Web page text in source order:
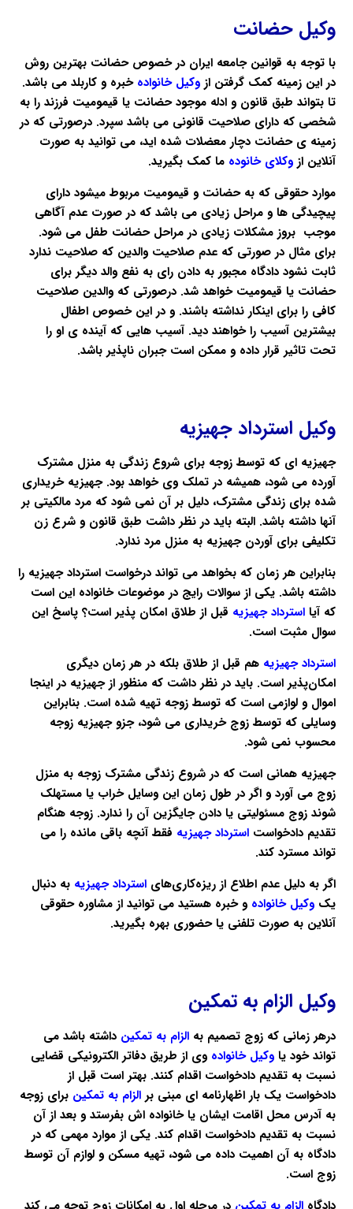
وکیل حضانت
با توجه به قوانین جامعه ایران در خصوصحضانتبهترین روش
در این زمینه کمک گرفتن ازوکیل خانواده خبره و کاربلد می باشد.
تا بتواند طبق قانون و ادله موجود حضانت یا قیمومیت فرزند را به
شخصی که دارای صلاحیت قانونی می باشد سپرد. درصورتی که در
زمینه ی حضانت دچار معضلات شده اید، می توانید به صورت
آنلاین ازوکلای خانوده ما کمک بگیرید.
مواردحقوقی که بهحضانت و قیمومیت مربوط میشود دارای
پیچیدگی ها و مراحل زیادی می باشد که در صورت عدم آگاهی
موجب بروز مشکلات زیادی در مراحلحضانت طفل می شود.
برای مثال در صورتی که عدم صلاحیت والدین که صلاحیت ندارد
ثابت نشود دادگاه مجبور به دادن رای به نفع والد دیگر برای
حضانت یا قیمومیت خواهد شد. درصورتی که والدین صلاحیت
کافی را برای اینکار نداشته باشند. و در این خصوص اطفال
بیشترین آسیب را خواهند دید. آسیب هایی که آینده ی او را
تحت تاثیر قرار داده و ممکن است جبران ناپذیر باشد.
وکیل استرداد جهیزیه
جهیزیه ای که توسط زوجه برای شروع زندگی به منزل مشترک
آورده می شود، همیشه در تملک وی خواهد بود.جهیزیه خریداری
شده برای زندگی مشترک، دلیل بر آن نمی شود که مرد مالکیتی بر
آنها داشته باشد. البته باید در نظر داشت طبق قانون و شرع زن
تکلیفی برای آوردنجهیزیه به منزل مرد ندارد.
بنابراین هر زمان که بخواهد می تواند درخواست استردادجهیزیه را
داشته باشد. یکی از سوالات رایج در موضوعات خانواده این است
که آیااسترداد جهیزیه قبل از طلاق امکان پذیر است؟ پاسخ این
سوال مثبت است.
استرداد جهیزیه هم قبل از طلاق بلکه در هر زمان دیگری
امکان‌پذیر است. باید در نظر داشت که منظور ازجهیزیه در اینجا
اموال و لوازمی است که توسط زوجه تهیه شده است. بنابراین
وسایلی که توسط زوج خریداری می شود، جزوجهیزیه زوجه
محسوب نمی شود.
جهیزیه همانی است که در شروع زندگی مشترک زوجه به منزل
زوج می آورد و اگر در طول زمان این وسایل خراب یا مستهلک
شوند زوج مسئولیتی یا دادن جایگزین آن را ندارد. زوجه هنگام
تقدیم دادخواستاسترداد جهیزیه فقط آنچه باقی مانده را می
تواند مسترد کند.
اگر به دلیل عدم اطلاع از ریزه‌کاری‌های استرداد جهیزیه به دنبال
یکوکیل خانواده و خبره هستید می توانید از مشاوره حقوقی
آنلاین به صورت تلفنی یا حضوری بهره بگیرید.
وکیل الزام به تمکین
درهر زمانی که زوج تصمیم بهالزام به تمکین داشته باشد می
تواند خود یاوکیل خانواده وی از طریق دفاتر الکترونیکی قضایی
نسبت به تقدیم دادخواست اقدام کنند. بهتر است قبل از
دادخواست یک بار اظهارنامه ای مبنی برالزام به تمکین برای زوجه
به آدرس محل اقامت ایشان یا خانواده اش بفرستد و بعد از آن
نسبت به تقدیم دادخواست اقدام کند. یکی از موارد مهمی که در
دادگاه به آن اهمیت داده می شود، تهیه مسکن و لوازم آن توسط
زوج است.